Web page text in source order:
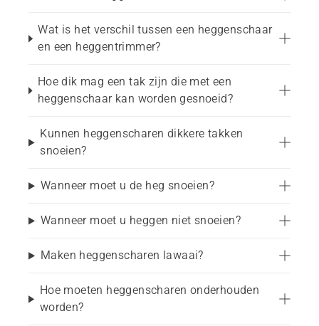
heggen
Nauwkeurig snoeien en vormen
Trimmen van struiken
Een heggenschaar voor uw
Verschillende heggenscharen zijn bedoeld voor
verschillende tuingroottes, heggentypen en
Wat is het verschil tussen een heggenschaar
en een heggentrimmer?
Hoe dik mag een tak zijn die met een
heggenschaar kan worden gesnoeid?
Kunnen heggenscharen dikkere takken
snoeien?
Wanneer moet u de heg snoeien?
Wanneer moet u heggen niet snoeien?
Maken heggenscharen lawaai?
Hoe moeten heggenscharen onderhouden
worden?